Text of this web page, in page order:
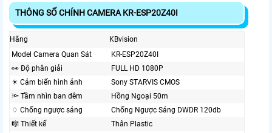
THÔNG SỐ CHÍNH CAMERA KR-ESP20Z40I
Hãng
KBvision
Model Camera Quan Sát
KR-ESP20Z40I
️👀 Độ phân giải
FULL HD 1080P
✴️ Cảm biến hình ảnh
Sony STARVIS CMOS
🔦 Tầm nhìn ban đêm
Hồng Ngoại 50m
♢ Chống ngược sáng
Chống Ngược Sáng DWDR 120db
🎼️ Thiết kế
Thân Plastic